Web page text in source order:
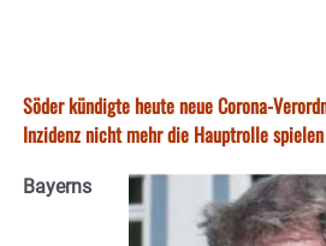
Söder kündigte heute neue Corona-
Inzidenz nicht mehr die Hauptrolle
Bayerns